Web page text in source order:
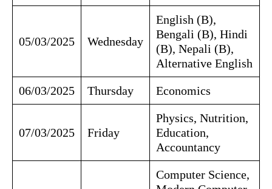
05/03/2025 Wednesday
English (B),
Bengali (B), Hindi
(B), Nepali (B),
Alternative English
06/03/2025 Thursday Economics
07/03/2025 Friday
Physics, Nutrition,
Education,
Accountancy
Computer Science,